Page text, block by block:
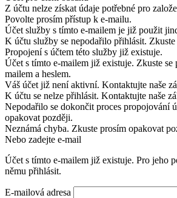
Z účtu nelze získat údaje potřebné pro
Povolte prosím přístup k e-mailu.
Účet služby s tímto e-mailem je již použit
K účtu služby se nepodařilo přihlásit.
Propojení s účtem této služby již existuje.
Účet s tímto e-mailem již existuje. Zkuste se
mailem a heslem.
Váš účet již není aktivní. Kontaktujte naše
K účtu se nelze přihlásit. Kontaktujte naše
Nepodařilo se dokončit proces propojování
opakovat později.
Neznámá chyba. Zkuste prosím opakovat
Nebo zadejte e-mail
Účet s tímto e-mailem již existuje. Pro jeho
němu přihlásit.
E-mailová adresa